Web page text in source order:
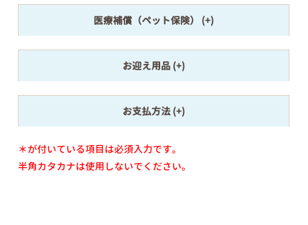
医療補償（ペット保険）
お迎え用品
お支払方法
＊が付いている項目は必須入力です。
半角カタカナは使用しないでください。